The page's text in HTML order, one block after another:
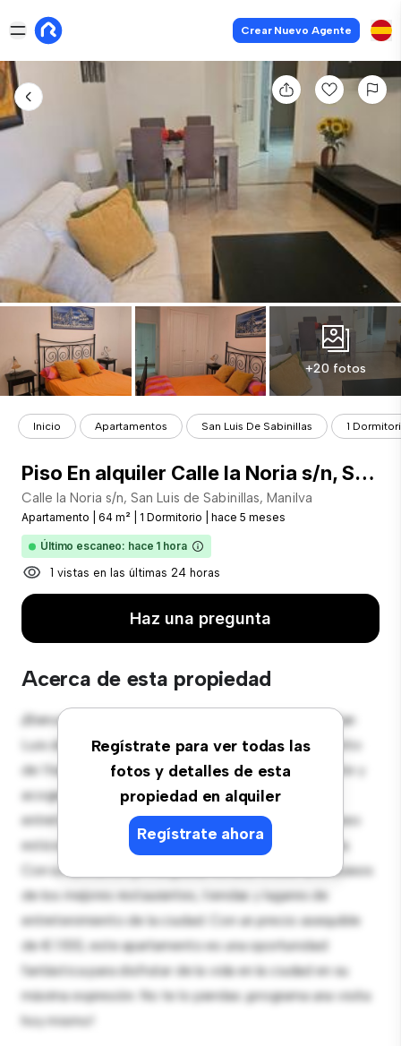
Crear Nuevo Agente
+20 fotos
Inicio Apartamentos San Luis De Sabinillas 1
Piso En alquiler Calle la Noria s/n, San Luis de Sabinillas, Manilva
Calle la Noria s/n, San Luis de Sabinillas, Manilva
Apartamento 64 m² 1 Dormitorio hace 5 meses
Último escaneo: hace 1 hora
1 vistas en las últimas 24 horas
Haz una pregunta
Acerca de esta propiedad
Regístrate para ver todas las
fotos y detalles de esta
propiedad en alquiler
Regístrate ahora
¡Bienvenido a tu nuevo hogar en Calle la Noria s/n, San
Luis de Sabinillas, Manilva! Este moderno apartamento
de 1 habitaciones ofrece un espacio de vida elegante y
acogedor. El diseño diáfano es perfecto para el
entretenimiento, y la cocina de estilo contemporáneo
está equipada con electrodomésticos de gama alta.
Con su ubicación privilegiada, estarás a solo unos pasos
de los mejores restaurantes, tiendas y lugares de
entretenimiento de la ciudad. Con un precio asequible
de € 1.100, este apartamento es una oportunidad
fantástica para disfrutar de la vida en la ciudad en su
máxima expresión. No te lo pierdas: ¡programa una visita
hoy mismo!